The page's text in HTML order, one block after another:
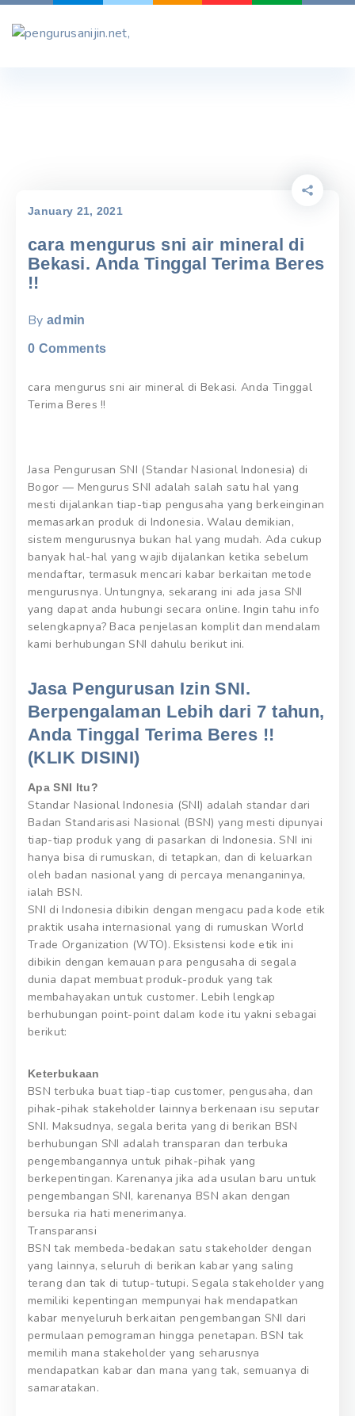
Skip
January 21, 2021
cara mengurus sni air mineral di
Bekasi. Anda Tinggal Terima Beres
!!
By admin
0 Comments
cara mengurus sni air mineral di Bekasi. Anda Tinggal
Terima Beres !!
Jasa Pengurusan SNI (Standar Nasional Indonesia) di
Bogor — Mengurus SNI adalah salah satu hal yang
mesti dijalankan tiap-tiap pengusaha yang berkeinginan
memasarkan produk di Indonesia. Walau demikian,
sistem mengurusnya bukan hal yang mudah. Ada cukup
banyak hal-hal yang wajib dijalankan ketika sebelum
mendaftar, termasuk mencari kabar berkaitan metode
mengurusnya. Untungnya, sekarang ini ada jasa SNI
yang dapat anda hubungi secara online. Ingin tahu info
selengkapnya? Baca penjelasan komplit dan mendalam
kami berhubungan SNI dahulu berikut ini.
Jasa Pengurusan Izin SNI.
Berpengalaman Lebih dari 7 tahun,
Anda Tinggal Terima Beres !!
(KLIK DISINI)
Apa SNI Itu?
Standar Nasional Indonesia (SNI) adalah standar dari
Badan Standarisasi Nasional (BSN) yang mesti dipunyai
tiap-tiap produk yang di pasarkan di Indonesia. SNI ini
hanya bisa di rumuskan, di tetapkan, dan di keluarkan
oleh badan nasional yang di percaya menanganinya,
ialah BSN.
SNI di Indonesia dibikin dengan mengacu pada kode etik
praktik usaha internasional yang di rumuskan World
Trade Organization (WTO). Eksistensi kode etik ini
dibikin dengan kemauan para pengusaha di segala
dunia dapat membuat produk-produk yang tak
membahayakan untuk customer. Lebih lengkap
berhubungan point-point dalam kode itu yakni sebagai
berikut:
Keterbukaan
BSN terbuka buat tiap-tiap customer, pengusaha, dan
pihak-pihak stakeholder lainnya berkenaan isu seputar
SNI. Maksudnya, segala berita yang di berikan BSN
berhubungan SNI adalah transparan dan terbuka
pengembangannya untuk pihak-pihak yang
berkepentingan. Karenanya jika ada usulan baru untuk
pengembangan SNI, karenanya BSN akan dengan
bersuka ria hati menerimanya.
Transparansi
BSN tak membeda-bedakan satu stakeholder dengan
yang lainnya, seluruh di berikan kabar yang saling
terang dan tak di tutup-tutupi. Segala stakeholder yang
memiliki kepentingan mempunyai hak mendapatkan
kabar menyeluruh berkaitan pengembangan SNI dari
permulaan pemograman hingga penetapan. BSN tak
memilih mana stakeholder yang seharusnya
mendapatkan kabar dan mana yang tak, semuanya di
samaratakan.